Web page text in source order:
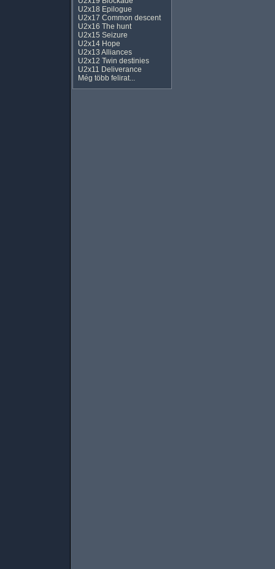
U2x18 Epilogue
U2x17 Common descent
U2x16 The hunt
U2x15 Seizure
U2x14 Hope
U2x13 Alliances
U2x12 Twin destinies
U2x11 Deliverance
Még több felirat...